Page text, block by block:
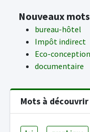
Nouveaux mots
bureau-hôtel
Impôt indirect
Eco-conception
documentaire
Mots à découvrir